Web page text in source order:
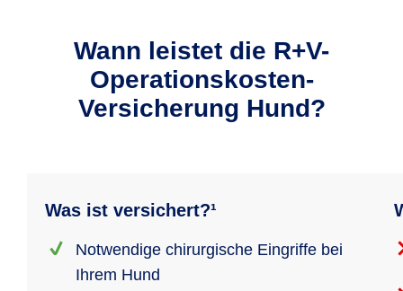
Wann leistet die R+V-
Operationskosten-
Versicherung Hund?
Was ist versichert?¹
Notwendige chirurgische Eingriffe bei
Ihrem Hund